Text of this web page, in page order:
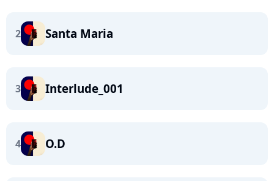
2 Santa Maria
3 Interlude_001
4 O.D